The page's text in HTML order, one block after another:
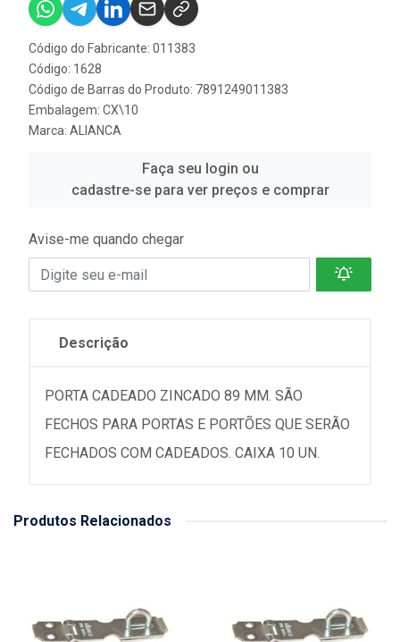
Código do Fabricante: 011383
Código: 1628
Código de Barras do Produto: 7891249011383
Embalagem: CX\10
Marca: ALIANCA
Faça seu login ou
cadastre-se para ver preços e comprar
Avise-me quando chegar
Descrição
PORTA CADEADO ZINCADO 89 MM. SÃO
FECHOS PARA PORTAS E PORTÕES QUE SERÃO
FECHADOS COM CADEADOS. CAIXA 10 UN.
Produtos Relacionados